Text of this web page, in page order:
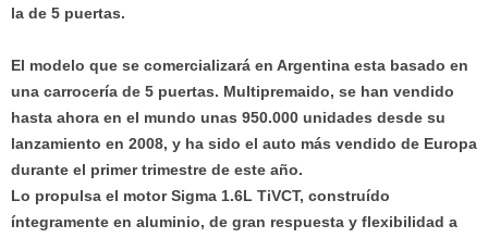
la de 5 puertas.
El modelo que se comercializará en Argentina esta basado en
una carrocería de 5 puertas. Multipremaido, se han vendido
hasta ahora en el mundo unas 950.000 unidades desde su
lanzamiento en 2008, y ha sido el auto más vendido de Europa
durante el primer trimestre de este año.
Lo propulsa el motor Sigma 1.6L TiVCT, construído
íntegramente en aluminio, de gran respuesta y flexibilidad a